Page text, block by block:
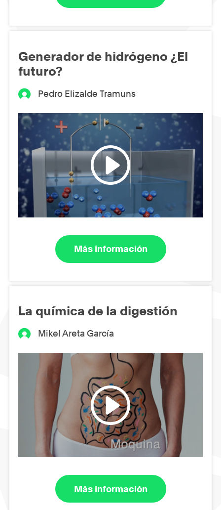
Generador de hidrógeno ¿El
futuro?
Pedro Elizalde Tramuns
Más información
La química de la digestión
Mikel Areta García
Más información